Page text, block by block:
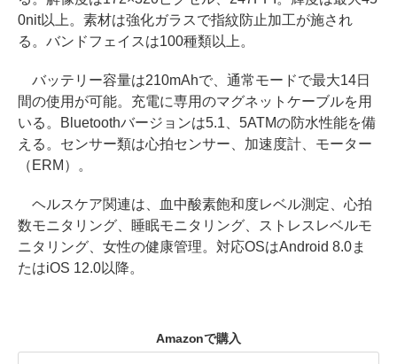
0nit以上。素材は強化ガラスで指紋防止加工が施され
る。バンドフェイスは100種類以上。
バッテリー容量は210mAhで、通常モードで最大14日
間の使用が可能。充電に専用のマグネットケーブルを用
いる。Bluetoothバージョンは5.1、5ATMの防水性能を備
える。センサー類は心拍センサー、加速度計、モーター
（ERM）。
ヘルスケア関連は、血中酸素飽和度レベル測定、心拍
数モニタリング、睡眠モニタリング、ストレスレベルモ
ニタリング、女性の健康管理。対応OSはAndroid 8.0ま
たはiOS 12.0以降。
Amazonで購入